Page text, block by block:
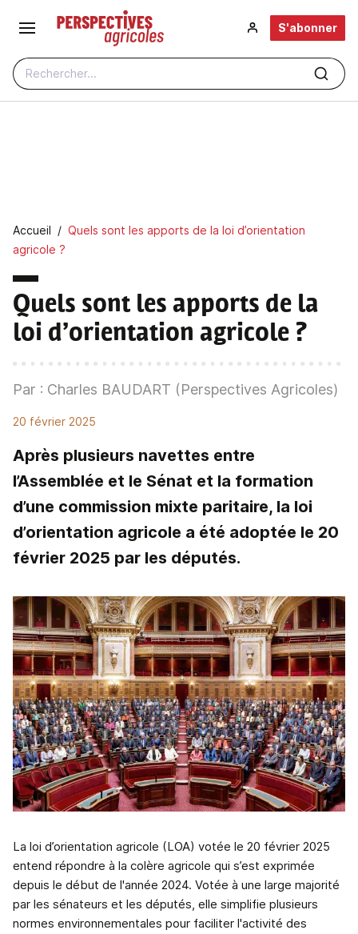
Aller au contenu principal
Rechercher...
S'abonner
Fil d'Ariane
Accueil
Quels sont les apports de la loi d’orientation
agricole ?
Quels sont les apports de la
loi d’orientation agricole ?
Par : Charles BAUDART (Perspectives Agricoles)
20 février 2025
Après plusieurs navettes entre
l’Assemblée et le Sénat et la formation
d’une commission mixte paritaire, la loi
d’orientation agricole a été adoptée le 20
février 2025 par les députés.
La loi d’orientation agricole (LOA) votée le 20 février 2025
entend répondre à la colère agricole qui s’est exprimée
depuis le début de l'année 2024. Votée à une large majorité
par les sénateurs et les députés, elle simplifie plusieurs
normes environnementales pour faciliter l'activité des